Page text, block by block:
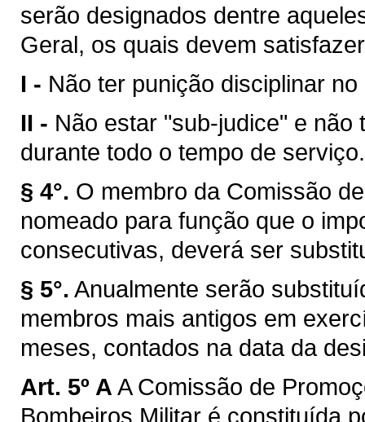
serão designados dentre
Geral, os quais devem
I - Não ter punição disciplinar no
II - Não estar "sub-judice" e
durante todo o tempo de serviço.
§ 4°. O membro da Comissão
nomeado para função que o
consecutivas, deverá ser
§ 5°. Anualmente serão
membros mais antigos em
meses, contados na data da
Art. 5º A A Comissão de
Bombeiros Militar é constituída